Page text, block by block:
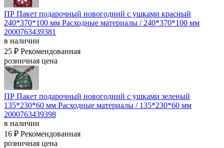
ПР Пакет подарочный новогодний с ушками красный
240*370*100 мм Расходные материалы / 240*370*100 мм
2000763439381
в наличии
25 ₽ Рекомендованная
розничная цена
ПР Пакет подарочный новогодний с ушками зеленый
135*230*60 мм Расходные материалы / 135*230*60 мм
2000763439398
в наличии
16 ₽ Рекомендованная
розничная цена